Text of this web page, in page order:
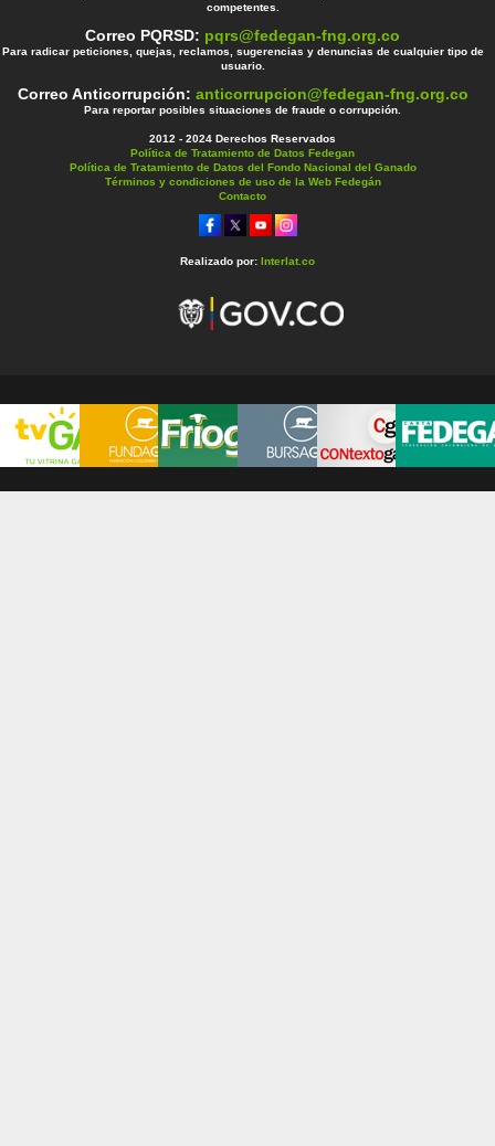
competentes.
Correo PQRSD: pqrs@fedegan-fng.org.co
Para radicar peticiones, quejas, reclamos, sugerencias y denuncias de cualquier tipo de
usuario.
Correo Anticorrupción: anticorrupcion@fedegan-fng.org.co
Para reportar posibles situaciones de fraude o corrupción.
2012 - 2024 Derechos Reservados
Política de Tratamiento de Datos Fedegan
Política de Tratamiento de Datos del Fondo Nacional del Ganado
Términos y condiciones de uso de la Web Fedegán
Contacto
Realizado por: Interlat.co